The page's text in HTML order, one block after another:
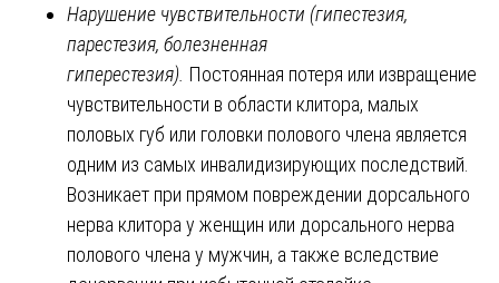
Нарушение чувствительности (гипестезия,
парестезия, болезненная
гиперестезия). Постоянная потеря или извращение
чувствительности в области клитора, малых
половых губ или головки полового члена является
одним из самых инвалидизирующих последствий.
Возникает при прямом повреждении дорсального
нерва клитора у женщин или дорсального нерва
полового члена у мужчин, а также вследствие